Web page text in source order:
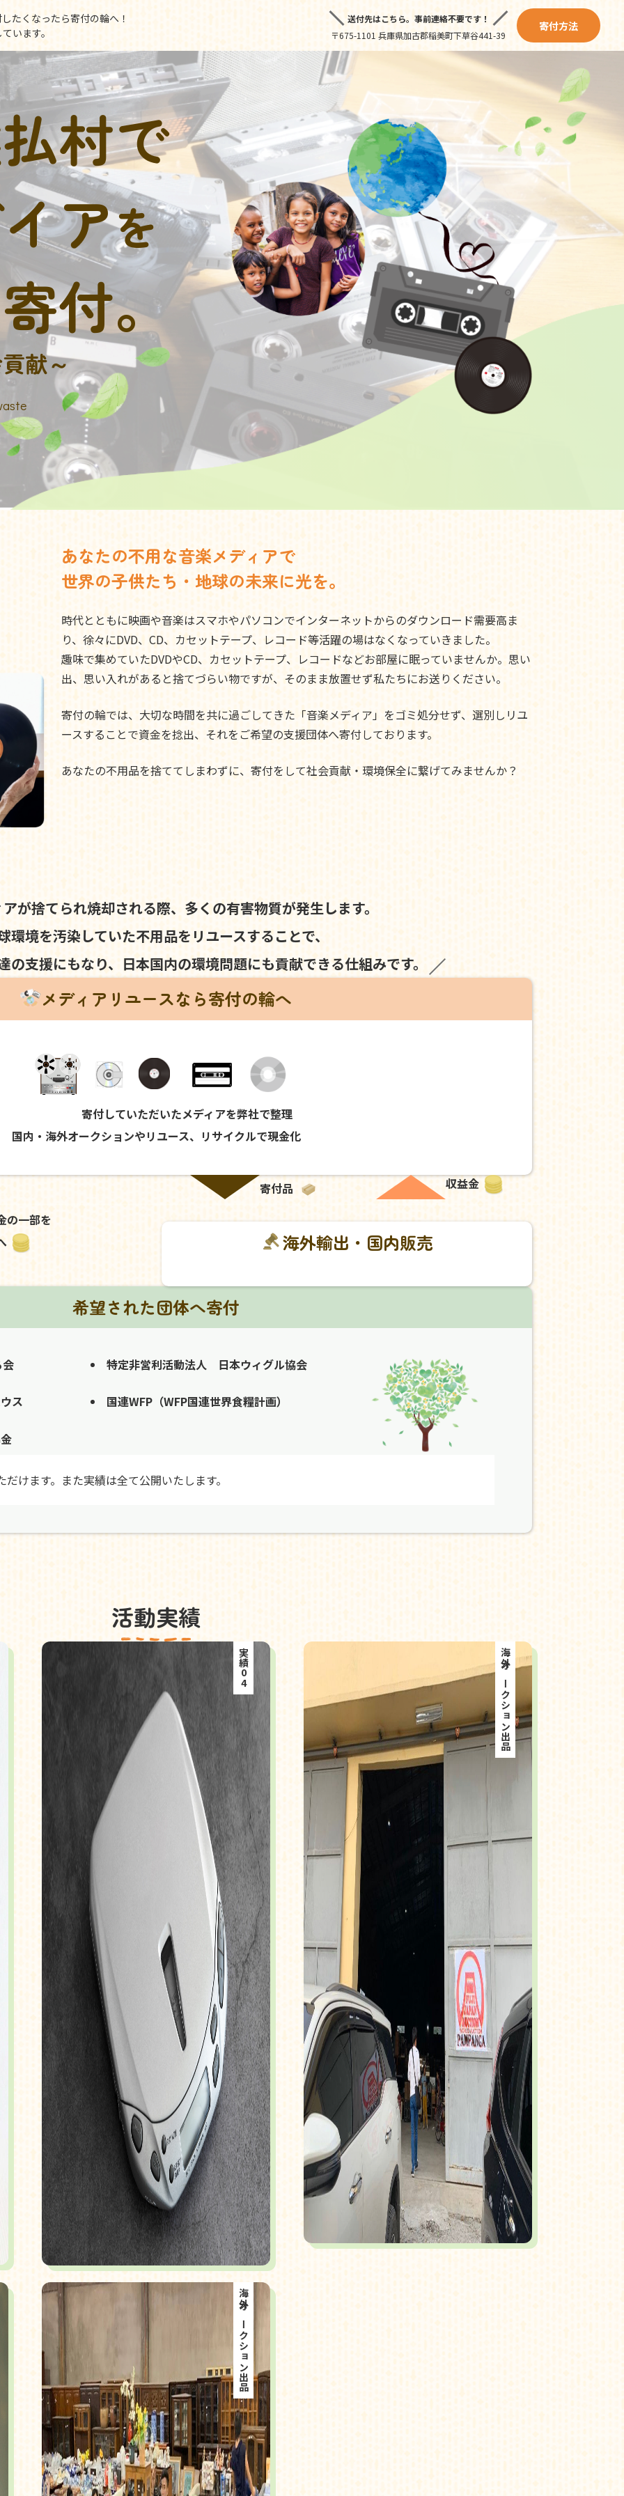
たくなったら寄付の輪へ！
います。
送付先はこちら。 事前連絡不要です！
〒675-1101 兵庫県加古郡稲美町下草谷441-39
寄付方法
村で
アを
付。
献～
あなたの不用な音楽メディアで
世界の子供たち・地球の未来に光を。
時代とともに映画や音楽はスマホやパソコンでインターネットからのダウンロード需要高ま
り、徐々にDVD、CD、カセットテープ、レコード等活躍の場はなくなっていきました。
趣味で集めていたDVDやCD、カセットテープ、レコードなどお部屋に眠っていませんか。思い
出、思い入れがあると捨てづらい物ですが、そのまま放置せず私たちにお送りください。
寄付の輪では、大切な時間を共に過ごしてきた「音楽メディア」をゴミ処分せず、選別しリユ
ースすることで資金を捻出、それをご希望の支援団体へ寄付しております。
あなたの不用品を捨ててしまわずに、寄付をして社会貢献・環境保全に繋げてみませんか？
が捨てられ焼却される際、 多くの有害物質が発生します。
環境を汚染していた不用品を リユースすることで、
支援にもなり、 日本国内の環境問題にも貢献できる仕組みです。
メディアリユースなら寄付の輪へ
寄付していただいたメディアを弊社で整理
国内・海外オークションやリユース、リサイクルで現金化
の一部を
寄付品 収益金
海外輸出・国内販売
希望された団体へ寄付
特定非営利活動法人 日本ウィグル協会
ス 国連WFP（WFP国連世界食糧計画）
けます。また実績は全て公開いたします。
活動実績
実績04 海外オークション出品
海外オークション出品